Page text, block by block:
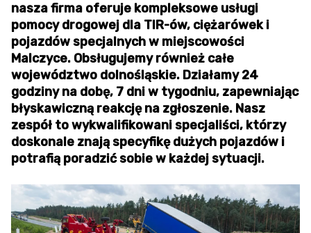
nasza firma oferuje kompleksowe usługi
pomocy drogowej dla TIR-ów, ciężarówek i
pojazdów specjalnych w miejscowości
Malczyce. Obsługujemy również całe
województwo dolnośląskie. Działamy 24
godziny na dobę, 7 dni w tygodniu, zapewniając
błyskawiczną reakcję na zgłoszenie. Nasz
zespół to wykwalifikowani specjaliści, którzy
doskonale znają specyfikę dużych pojazdów i
potrafią poradzić sobie w każdej sytuacji.